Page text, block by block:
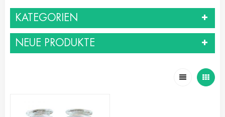
KATEGORIEN
NEUE PRODUKTE